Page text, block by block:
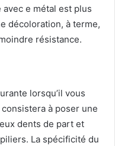
avec e métal est plus
décoloration, à terme,
résistance.
lorsqu’il vous
à poser une
dents de part et
La spécificité du